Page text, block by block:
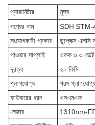
প্যারামিটার
মূল্য
পণ্যের নাম
SDH STM-
সংযোগকারী প্রকার
ডুপ্লেক্স এলসি
পাওয়ার সাপ্লাই
একক ৩.৩ ভোল্ট
দূরত্ব
২০ কিমি
প্লাগযোগ্য
গরম প্লাগযোগ্য
ফাইবারের ধরন
এসএমএফ
লেজার
1310nm-